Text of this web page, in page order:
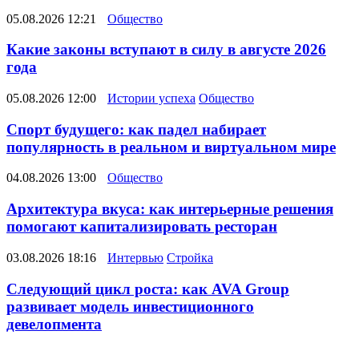
05.08.2026 12:21 Общество
Какие законы вступают в силу в августе 2026
года
05.08.2026 12:00 Истории успеха Общество
Спорт будущего: как падел набирает
популярность в реальном и виртуальном мире
04.08.2026 13:00 Общество
Архитектура вкуса: как интерьерные решения
помогают капитализировать ресторан
03.08.2026 18:16 Интервью Стройка
Следующий цикл роста: как AVA Group
развивает модель инвестиционного
девелопмента